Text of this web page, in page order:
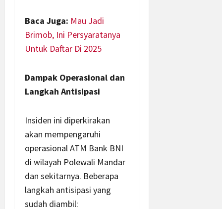
Baca Juga: Mau Jadi
Brimob, Ini Persyaratanya
Untuk Daftar Di 2025
Dampak Operasional dan
Langkah Antisipasi
Insiden ini diperkirakan
akan mempengaruhi
operasional ATM Bank BNI
di wilayah Polewali Mandar
dan sekitarnya. Beberapa
langkah antisipasi yang
sudah diambil: